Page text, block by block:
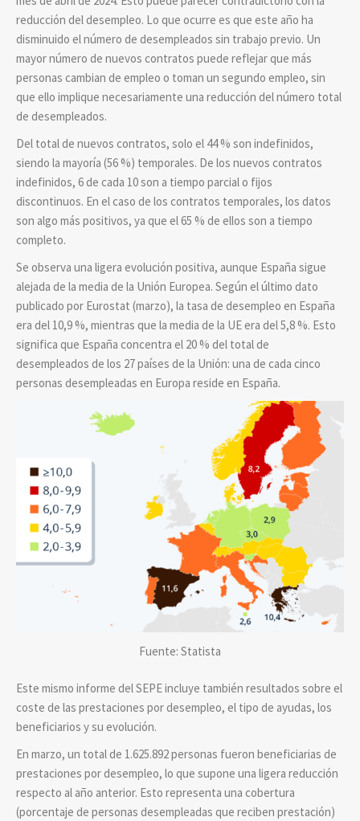
reducción del desempleo. Lo que ocurre es que este año ha
disminuido el número de desempleados sin trabajo previo. Un
mayor número de nuevos contratos puede reflejar que más
personas cambian de empleo o toman un segundo empleo, sin
que ello implique necesariamente una reducción del número total
de desempleados.
Del total de nuevos contratos, solo el 44 % son indefinidos,
siendo la mayoría (56 %) temporales. De los nuevos contratos
indefinidos, 6 de cada 10 son a tiempo parcial o fijos
discontinuos. En el caso de los contratos temporales, los datos
son algo más positivos, ya que el 65 % de ellos son a tiempo
completo.
Se observa una ligera evolución positiva, aunque España sigue
alejada de la media de la Unión Europea. Según el último dato
publicado por Eurostat (marzo), la tasa de desempleo en España
era del 10,9 %, mientras que la media de la UE era del 5,8 %. Esto
significa que España concentra el 20 % del total de
desempleados de los 27 países de la Unión: una de cada cinco
personas desempleadas en Europa reside en España.
Fuente: Statista
Este mismo informe del SEPE incluye también resultados sobre el
coste de las prestaciones por desempleo, el tipo de ayudas, los
beneficiarios y su evolución.
En marzo, un total de 1.625.892 personas fueron beneficiarias de
prestaciones por desempleo, lo que supone una ligera reducción
respecto al año anterior. Esto representa una cobertura
(porcentaje de personas desempleadas que reciben prestación)